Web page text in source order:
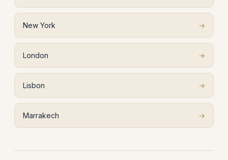
New York →
London →
Lisbon →
Marrakech →